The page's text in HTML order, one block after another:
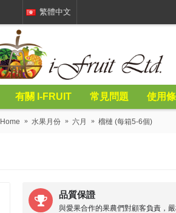
繁體中文
有關 I-FRUIT 常見問題 使用
Home 水果月份 六月 榴槤 (每箱5-6個)
品質保證
與愛果合作的果農們對顧客負責，